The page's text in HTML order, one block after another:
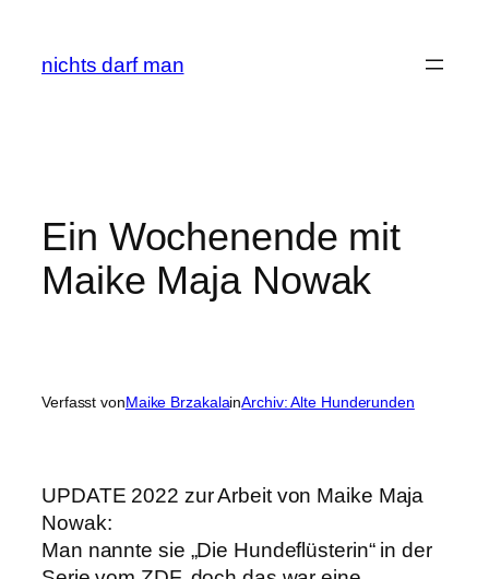
springen
nichts darf man
Ein Wochenende mit
Maike Maja Nowak
Verfasst vonMaike BrzakalainArchiv: Alte Hunderunden
UPDATE 2022 zur Arbeit von Maike Maja
Nowak:
Man nannte sie „Die Hundeflüsterin“ in der